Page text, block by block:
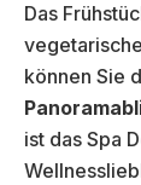
Das
können Sie
ist das Spa